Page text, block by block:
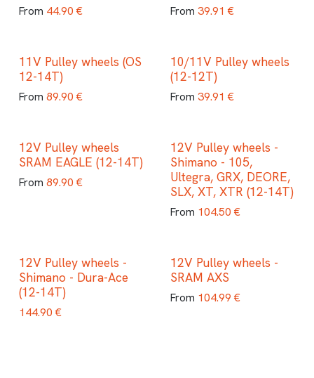
From 44.90 € From 39.91 €
11V Pulley wheels (OS
12-14T)
From 89.90 €
10/11V Pulley wheels
(12-12T)
From 39.91 €
12V Pulley wheels
SRAM EAGLE (12-14T)
From 89.90 €
12V Pulley wheels -
Shimano - 105,
Ultegra, GRX, DEORE,
SLX, XT, XTR (12-14T)
From 104.50 €
12V Pulley wheels -
Shimano - Dura-Ace
(12-14T)
144.90 €
12V Pulley wheels -
SRAM AXS
From 104.99 €